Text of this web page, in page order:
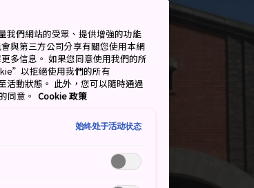
我們網站的受眾、提供增強的功能
與第三方公司分享有關您使用本網
信息。 如果您同意使用我們的所
以拒絕使用我們的所有
動狀態。 此外，您可以隨時通過
同意。 Cookie 政策
始终处于活动状态